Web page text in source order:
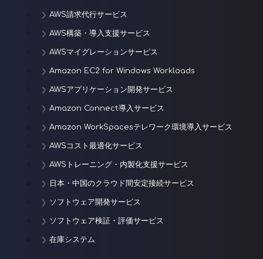
AWS請求代行サービス
AWS構築・導入支援サービス
AWSマイグレーションサービス
Amazon EC2 for Windows Workloads
AWSアプリケーション開発サービス
Amazon Connect導入サービス
Amazon WorkSpacesテレワーク環境導入サービス
AWSコスト最適化サービス
AWSトレーニング・内製化支援サービス
日本・中国のクラウド間安定接続サービス
ソフトウェア開発サービス
ソフトウェア検証・評価サービス
在庫システム